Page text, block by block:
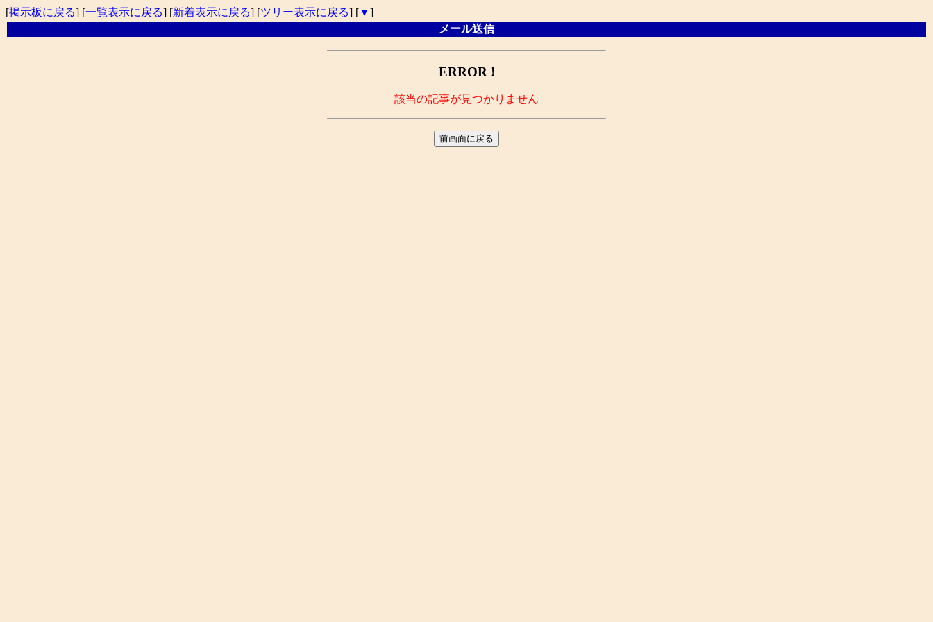
[掲示板に戻る] [一覧表示に戻る] [新着表示に戻る] [ツリー表示に戻る] [▼]
メール送信
ERROR !
該当の記事が見つかりません